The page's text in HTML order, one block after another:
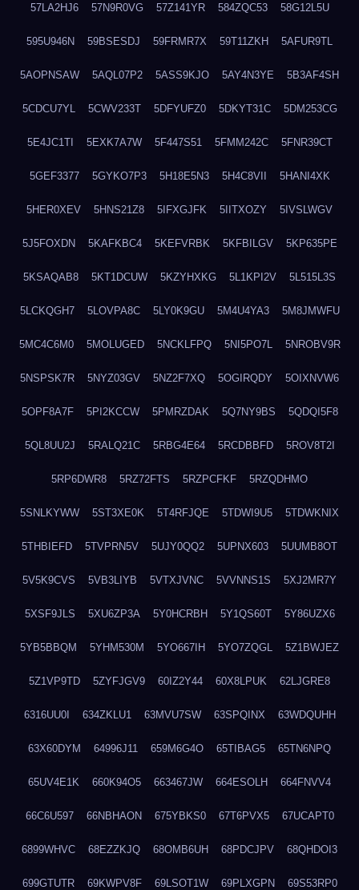
57LA2HJ6 57N9R0VG 57Z141YR 584ZQC53 58G12L5U
595U946N 59BSESDJ 59FRMR7X 59T11ZKH 5AFUR9TL
5AOPNSAW 5AQL07P2 5ASS9KJO 5AY4N3YE 5B3AF4SH
5CDCU7YL 5CWV233T 5DFYUFZ0 5DKYT31C 5DM253CG
5E4JC1TI 5EXK7A7W 5F447S51 5FMM242C 5FNR39CT
5GEF3377 5GYKO7P3 5H18E5N3 5H4C8VII 5HANI4XK
5HER0XEV 5HNS21Z8 5IFXGJFK 5IITXOZY 5IVSLWGV
5J5FOXDN 5KAFKBC4 5KEFVRBK 5KFBILGV 5KP635PE
5KSAQAB8 5KT1DCUW 5KZYHXKG 5L1KPI2V 5L515L3S
5LCKQGH7 5LOVPA8C 5LY0K9GU 5M4U4YA3 5M8JMWFU
5MC4C6M0 5MOLUGED 5NCKLFPQ 5NI5PO7L 5NROBV9R
5NSPSK7R 5NYZ03GV 5NZ2F7XQ 5OGIRQDY 5OIXNVW6
5OPF8A7F 5PI2KCCW 5PMRZDAK 5Q7NY9BS 5QDQI5F8
5QL8UU2J 5RALQ21C 5RBG4E64 5RCDBBFD 5ROV8T2I
5RP6DWR8 5RZ72FTS 5RZPCFKF 5RZQDHMO
5SNLKYWW 5ST3XE0K 5T4RFJQE 5TDWI9U5 5TDWKNIX
5THBIEFD 5TVPRN5V 5UJY0QQ2 5UPNX603 5UUMB8OT
5V5K9CVS 5VB3LIYB 5VTXJVNC 5VVNNS1S 5XJ2MR7Y
5XSF9JLS 5XU6ZP3A 5Y0HCRBH 5Y1QS60T 5Y86UZX6
5YB5BBQM 5YHM530M 5YO667IH 5YO7ZQGL 5Z1BWJEZ
5Z1VP9TD 5ZYFJGV9 60IZ2Y44 60X8LPUK 62LJGRE8
6316UU0I 634ZKLU1 63MVU7SW 63SPQINX 63WDQUHH
63X60DYM 64996J11 659M6G4O 65TIBAG5 65TN6NPQ
65UV4E1K 660K94O5 663467JW 664ESOLH 664FNVV4
66C6U597 66NBHAON 675YBKS0 67T6PVX5 67UCAPT0
6899WHVC 68EZZKJQ 68OMB6UH 68PDCJPV 68QHDOI3
699GTUTR 69KWPV8F 69LSOT1W 69PLXGPN 69S53RP0